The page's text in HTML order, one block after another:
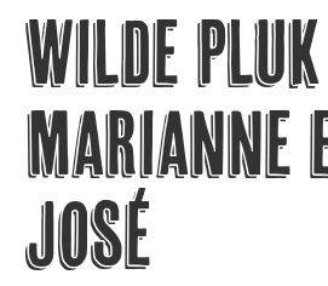
Wilde
Marianne
José